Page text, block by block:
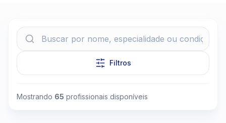
Filtros
Mostrando 65 profissionais disponíveis